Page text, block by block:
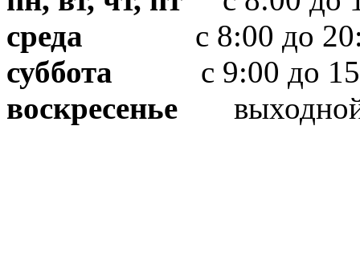
среда с 8:00 до
суббота с 9:00 до
воскресенье